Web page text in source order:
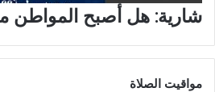
شارية: هل أصبح المواطن
مواقيت الصلاة